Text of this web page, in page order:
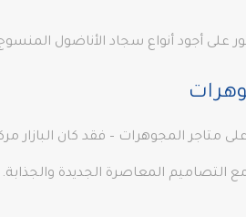
على أجود أنواع سجاد الأناضول
متاجر المجوهرات – فقد كان البازار
التصاميم المعاصرة الجديدة والجذابة.